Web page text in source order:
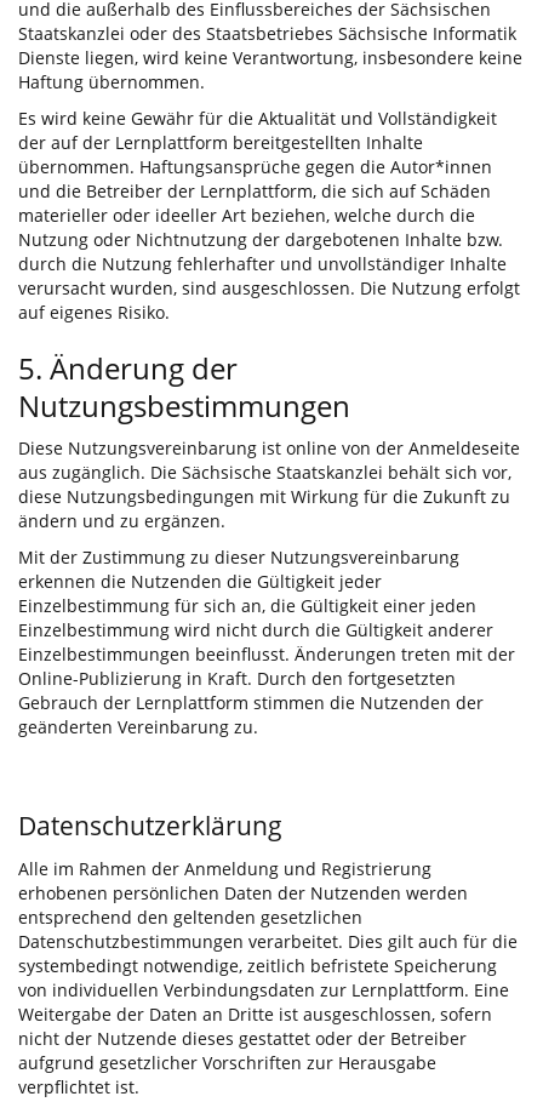
und die außerhalb des Einflussbereiches der Sächsischen
Staatskanzlei oder des Staatsbetriebes Sächsische Informatik
Dienste liegen, wird keine Verantwortung, insbesondere keine
Haftung übernommen.
Es wird keine Gewähr für die Aktualität und Vollständigkeit
der auf der Lernplattform bereitgestellten Inhalte
übernommen. Haftungsansprüche gegen die Autor*innen
und die Betreiber der Lernplattform, die sich auf Schäden
materieller oder ideeller Art beziehen, welche durch die
Nutzung oder Nichtnutzung der dargebotenen Inhalte bzw.
durch die Nutzung fehlerhafter und unvollständiger Inhalte
verursacht wurden, sind ausgeschlossen. Die Nutzung erfolgt
auf eigenes Risiko.
5. Änderung der
Nutzungsbestimmungen
Diese Nutzungsvereinbarung ist online von der Anmeldeseite
aus zugänglich. Die Sächsische Staatskanzlei behält sich vor,
diese Nutzungsbedingungen mit Wirkung für die Zukunft zu
ändern und zu ergänzen.
Mit der Zustimmung zu dieser Nutzungsvereinbarung
erkennen die Nutzenden die Gültigkeit jeder
Einzelbestimmung für sich an, die Gültigkeit einer jeden
Einzelbestimmung wird nicht durch die Gültigkeit anderer
Einzelbestimmungen beeinflusst. Änderungen treten mit der
Online-Publizierung in Kraft. Durch den fortgesetzten
Gebrauch der Lernplattform stimmen die Nutzenden der
geänderten Vereinbarung zu.
Datenschutzerklärung
Alle im Rahmen der Anmeldung und Registrierung
erhobenen persönlichen Daten der Nutzenden werden
entsprechend den geltenden gesetzlichen
Datenschutzbestimmungen verarbeitet. Dies gilt auch für die
systembedingt notwendige, zeitlich befristete Speicherung
von individuellen Verbindungsdaten zur Lernplattform. Eine
Weitergabe der Daten an Dritte ist ausgeschlossen, sofern
nicht der Nutzende dieses gestattet oder der Betreiber
aufgrund gesetzlicher Vorschriften zur Herausgabe
verpflichtet ist.